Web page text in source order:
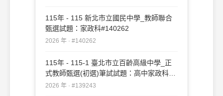
115年 - 115 新北市立國民中學_教師聯合
甄選試題：家政科#140262
2026 年 · #140262
115年 - 115-1 臺北市立百齡高級中學_正
式教師甄選(初選)筆試試題：高中家政科
#139243
2026 年 · #139243